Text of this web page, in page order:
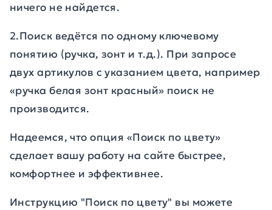
ничего не найдется.
2.Поиск ведётся по одному ключевому
понятию (ручка, зонт и т.д.). При запросе
двух артикулов с указанием цвета, например
«ручка белая зонт красный» поиск не
производится.
Надеемся, что опция «Поиск по цвету»
сделает вашу работу на сайте быстрее,
комфортнее и эффективнее.
Инструкцию "Поиск по цвету" вы можете